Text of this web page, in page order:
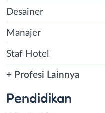
Desainer
Manajer
Staf Hotel
+ Profesi Lainnya
Pendidikan